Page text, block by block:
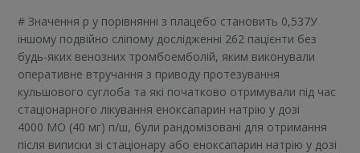
# Значення p у порівнянні з плацебо становить 0,537У
іншому подвійно сліпому дослідженні 262 пацієнти без
будь-яких венозних тромбоемболій, яким виконували
оперативне втручання з приводу протезування
кульшового суглоба та які початково отримували під час
стаціонарного лікування еноксапарин натрію у дозі
4000 МО (40 мг) п/ш, були рандомізовані для отримання
після виписки зі стаціонару або еноксапарин натрію у дозі